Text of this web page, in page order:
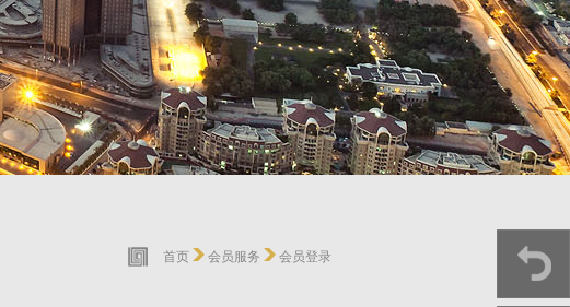
首页 会员服务 会员登录